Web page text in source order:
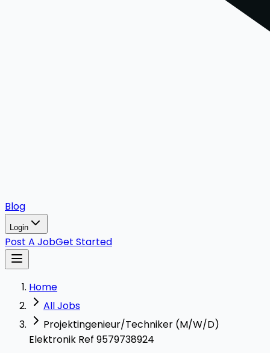
Blog
Login
Post A JobGet Started
Home
All Jobs
Projektingenieur/Techniker (M/W/D)
Elektronik Ref 9579738924